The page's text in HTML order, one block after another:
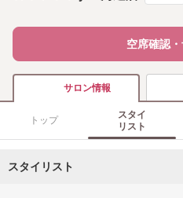
空席確認
サロン情報
トップ
スタイ
リスト
スタイリスト